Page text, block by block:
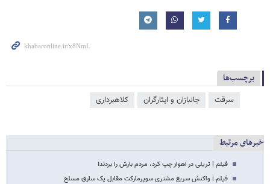
برچسب‌ها
سرقت جانبازان و ایثارگران کلاهبرداری
خبرهای مرتبط
فیلم | تریلی در اهواز چپ کرد، مردم بارش را بردند!
فیلم | واکنش سریع مشتری سوپرمارکت مقابل یک سارق مسلح